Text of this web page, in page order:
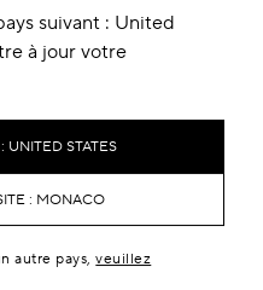
suivant : United
à jour votre
UNITED STATES
: MONACO
autre pays,veuillez